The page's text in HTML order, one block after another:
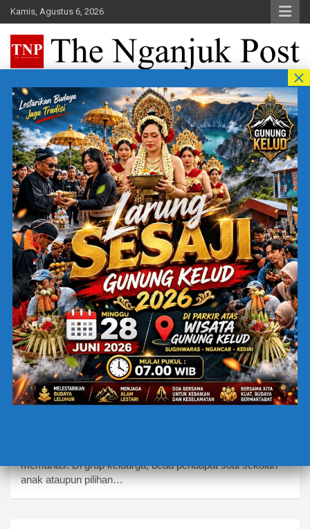
Skip
to
content
Kamis, Agustus 6, 2026
The Nganjuk Post
Home Filsafat
Kategori:Filsafat
FILSAFAT
AKAL SEHAT YANG MEMBEBASKAN(dari
memanas. Di grup keluarga, beda pendapat soal sekolah
anak ataupun pilihan…